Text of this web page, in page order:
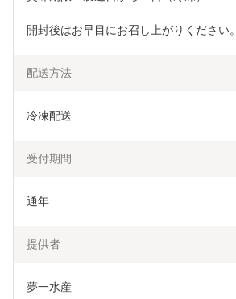
開封後はお早目にお召し上がりください。
配送方法
冷凍配送
受付期間
通年
提供者
夢一水産